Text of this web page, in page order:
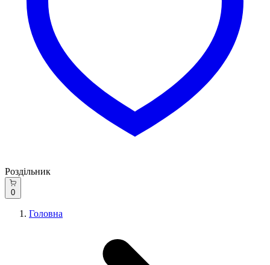
Роздільник
0
Головна